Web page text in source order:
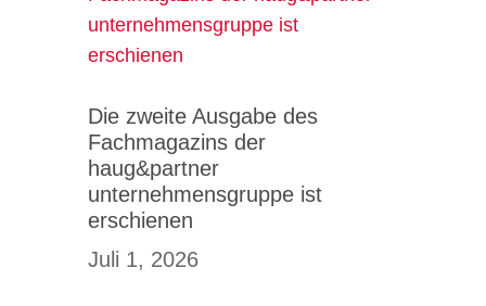
Die zweite Ausgabe des
Fachmagazins der
haug&partner
unternehmensgruppe ist
erschienen
Juli 1, 2026